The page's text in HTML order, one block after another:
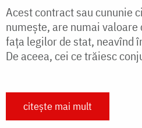
Acest contract sau cununie
numeşte, are numai
faţa legilor de stat, neavînd
De aceea, cei ce trăiesc
citește mai mult